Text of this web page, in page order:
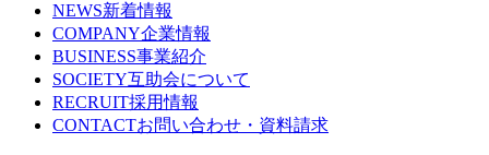
NEWS新着情報
COMPANY企業情報
BUSINESS事業紹介
SOCIETY互助会について
RECRUIT採用情報
CONTACTお問い合わせ・資料請求